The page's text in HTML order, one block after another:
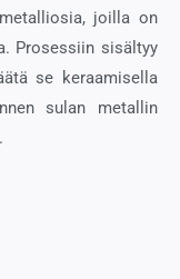
joilla on
Prosessiin sisältyy
se keraamisella
sulan metallin